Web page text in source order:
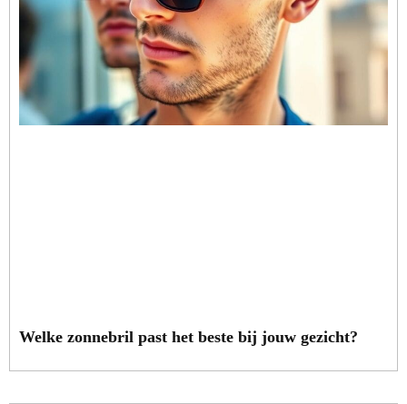
Welke zonnebril past het beste bij jouw gezicht?